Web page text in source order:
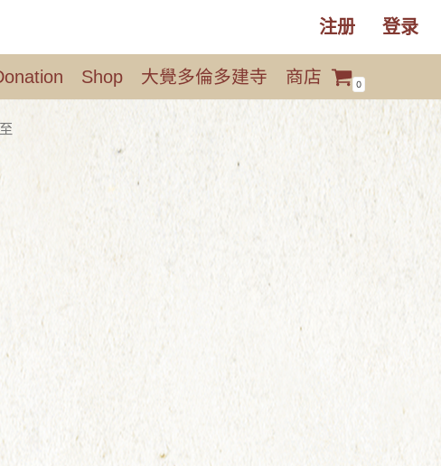
注册 登录
Shop 大覺多倫多建寺 商店 0